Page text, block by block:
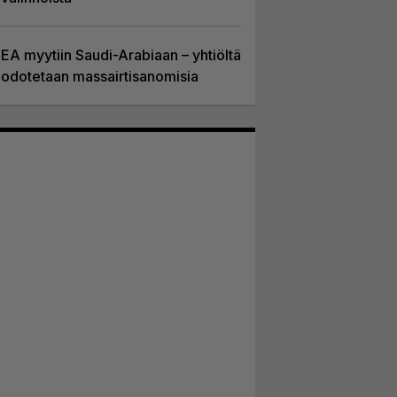
EA myytiin Saudi-Arabiaan – yhtiöltä
odotetaan massairtisanomisia